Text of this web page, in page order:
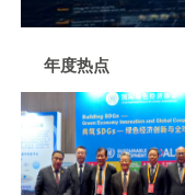
年度热点